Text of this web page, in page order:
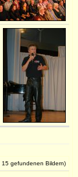
15 gefundenen Bildern)